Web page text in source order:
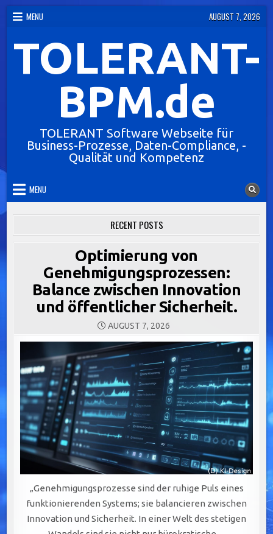
Skip
content
MENU AUGUST 7, 2026
TOLERANT-
BPM.de
TOLERANT Software Webseite für
Business-Prozesse, Daten-Compliance, -
Qualität und Kompetenz
MENU
RECENT POSTS
Optimierung von
Genehmigungsprozessen:
Balance zwischen Innovation
und öffentlicher Sicherheit.
AUGUST 7, 2026
„Genehmigungsprozesse sind der ruhige Puls eines
funktionierenden Systems; sie balancieren zwischen
Innovation und Sicherheit. In einer Welt des stetigen